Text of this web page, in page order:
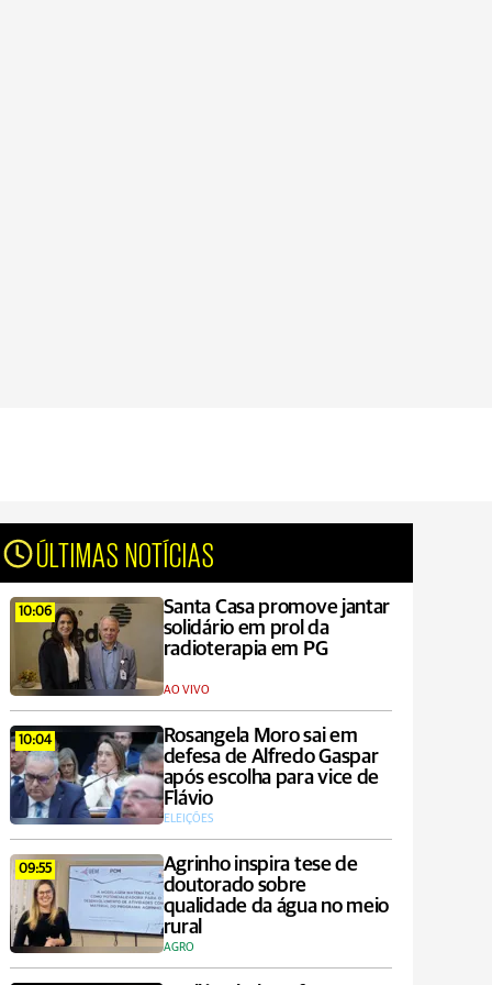
ÚLTIMAS NOTÍCIAS
10:06
Santa Casa promove jantar
solidário em prol da
radioterapia em PG
AO VIVO
10:04
Rosangela Moro sai em
defesa de Alfredo Gaspar
após escolha para vice de
Flávio
ELEIÇÕES
09:55
Agrinho inspira tese de
doutorado sobre
qualidade da água no meio
rural
AGRO